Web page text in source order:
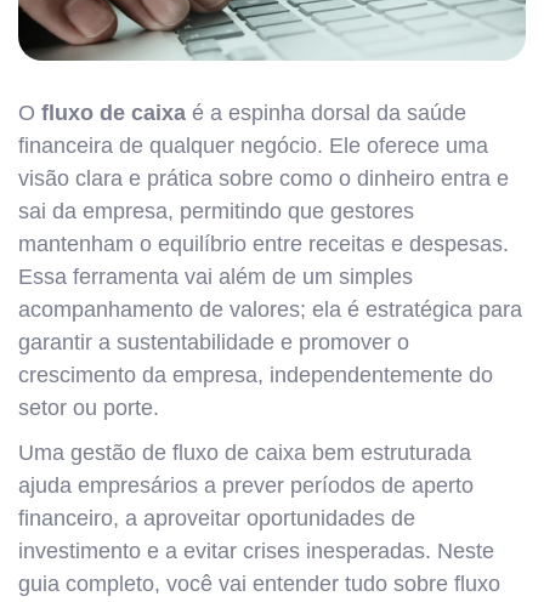
O fluxo de caixa é a espinha dorsal da saúde
financeira de qualquer negócio. Ele oferece uma
visão clara e prática sobre como o dinheiro entra e
sai da empresa, permitindo que gestores
mantenham o equilíbrio entre receitas e despesas.
Essa ferramenta vai além de um simples
acompanhamento de valores; ela é estratégica para
garantir a sustentabilidade e promover o
crescimento da empresa, independentemente do
setor ou porte.
Uma gestão de fluxo de caixa bem estruturada
ajuda empresários a prever períodos de aperto
financeiro, a aproveitar oportunidades de
investimento e a evitar crises inesperadas. Neste
guia completo, você vai entender tudo sobre fluxo